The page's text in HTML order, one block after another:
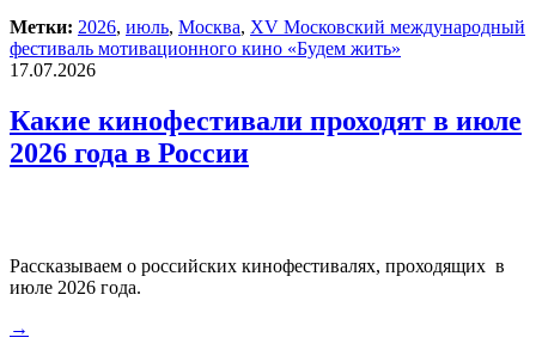
Метки: 2026, июль, Москва, ХV Московский международный
фестиваль мотивационного кино «Будем жить»
17.07.2026
Какие кинофестивали проходят в июле
2026 года в России
Рассказываем о российских кинофестивалях, проходящих в
июле 2026 года.
→